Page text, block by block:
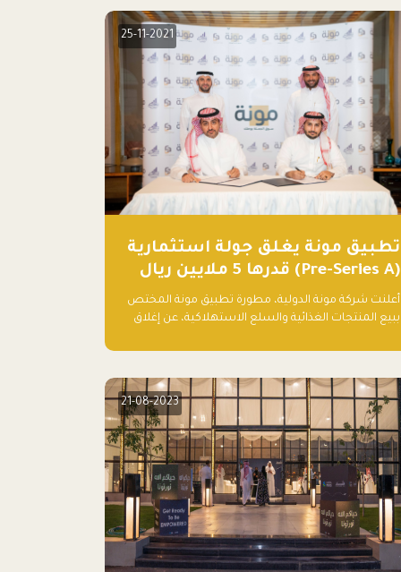
25-11-2021
تطبيق مونة يغلق جولة استثمارية
(Pre-Series A) قدرها 5 ملايين ريال
أعلنت شركة مونة الدولية، مطورة تطبيق مونة المختص
ببيع المنتجات الغذائية والسلع الاستهلاكية، عن إغلاق
سعودي (1.3 مليون دولار أمريكي)، بقيادة شركتي دعم
الراجحي القابضة.
21-08-2023